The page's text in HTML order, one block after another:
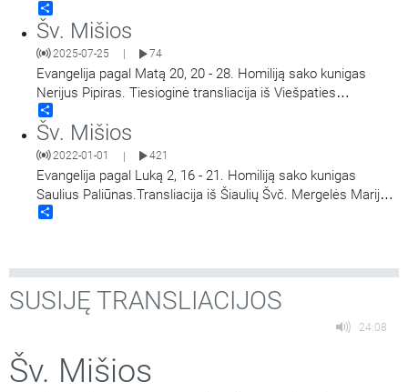
Gimimo bazilikos.
Šv. Mišios
2025-07-25 74
Evangelija pagal Matą 20, 20 - 28. Homiliją sako kunigas
Nerijus Pipiras. Tiesioginė transliacija iš Viešpaties
Apreiškimo Švč. Mergelei Marijai koplyčios Marijos radijuje
Kaune.
Šv. Mišios
2022-01-01 | 421
Evangelija pagal Luką 2, 16 - 21. Homiliją sako kunigas
Saulius Paliūnas.Transliacija iš Šiaulių Švč. Mergelės Marijos
Nekaltojo Prasidėjimo bažnyčios.
SUSIJĘ TRANSLIACIJOS
24:08
Šv. Mišios